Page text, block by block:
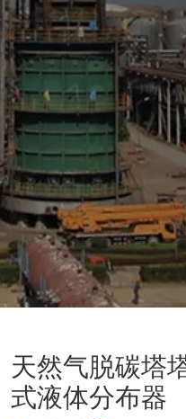
天然气脱碳塔
式液体分布器